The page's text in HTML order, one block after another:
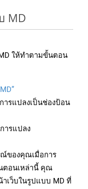
MD
ให้ทำตามขั้นตอน
ารแปลงเป็นช่องป้อน
ารแปลง
ของคุณเมื่อการ
ตอนเหล่านี้ คุณ
เว็บในรูปแบบ MD ที่